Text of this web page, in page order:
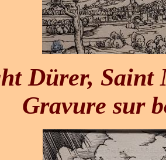
Dürer, Saint
Gravure sur